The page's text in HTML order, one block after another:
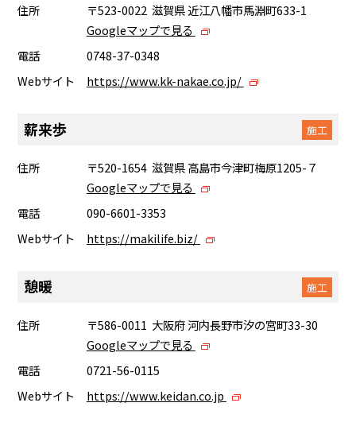
住所
〒523-0022 滋賀県 近江八幡市馬淵町633-1
Googleマップで見る
電話
0748-37-0348
Webサイト
https://www.kk-nakae.co.jp/
薪来歩 施工
住所
〒520-1654 滋賀県 高島市今津町梅原1205-７
Googleマップで見る
電話
090-6601-3353
Webサイト
https://makilife.biz/
憩暖 施工
住所
〒586-0011 大阪府 河内長野市汐の宮町33-30
Googleマップで見る
電話
0721-56-0115
Webサイト
https://www.keidan.co.jp